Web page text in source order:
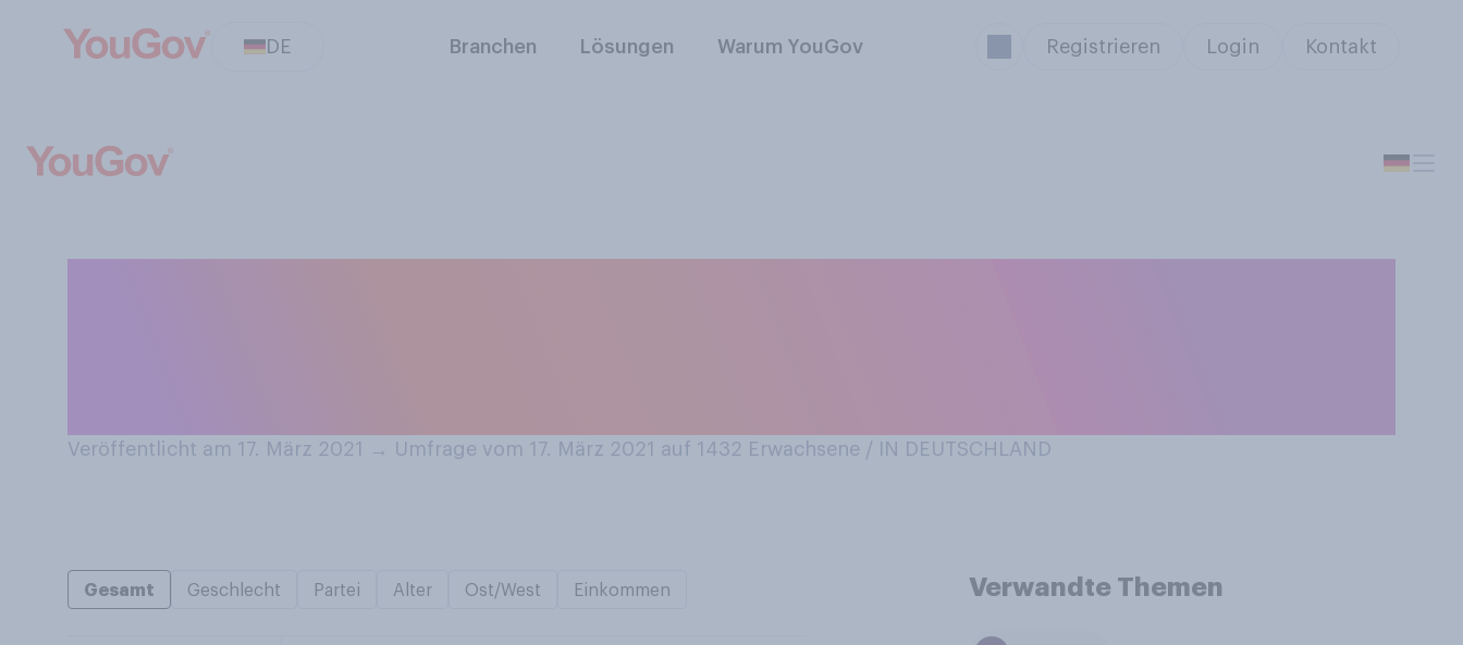
DE Branchen Lösungen Warum YouGov Registrieren Login Kontakt
Veröffentlicht am 17. März 2021 → Umfrage vom 17. März 2021 auf 1432 Erwachsene / IN DEUTSCHLAND
Gesamt Geschlecht Partei Alter Ost/West Einkommen Verwandte Themen